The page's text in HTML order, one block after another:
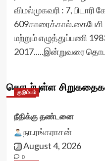
விமல்முகவரி : 7,
மற்றும் எழுத்துப்பணி
2017.....இன்றுவரை
தொடர்புள்ள
குடும்பம்
நீதிக்கு தண்டனை
நா.ரங்கராசன்
August 4, 2026
0